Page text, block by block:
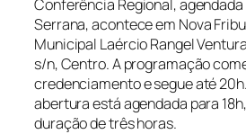
Conferência Regional, agendada
Serrana, acontece em Nova
Municipal Laércio Rangel
s/n, Centro. A programação
credenciamento e segue até
abertura está agendada para
duração de três horas.